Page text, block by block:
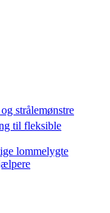
strålemønstre
til fleksible
lommelygte